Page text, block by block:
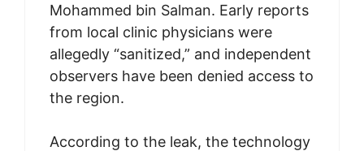
Mohammed bin Salman. Early reports
from local clinic physicians were
allegedly “sanitized,” and independent
observers have been denied access to
the region.
According to the leak, the technology